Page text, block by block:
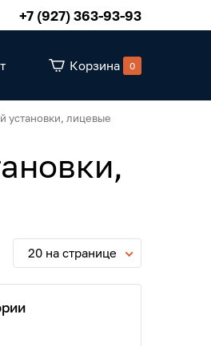
+7 (927) 363-93-93
Корзина 0
установки, лицевые
20 на странице